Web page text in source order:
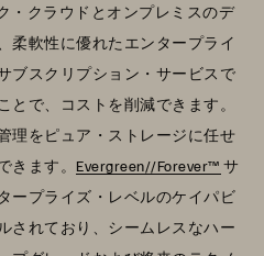
・クラウドとオンプレミスのデ
柔軟性に優れたエンタープライ
ブスクリプション・サービスで
で、コストを削減できます。
理をピュア・ストレージに任せ
きます。 Evergreen//Forever™ サ
ープライズ・レベルのケイパビ
されており、シームレスなハー